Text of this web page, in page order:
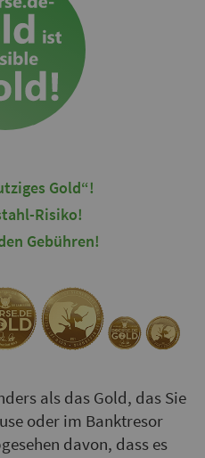
Gold“!
Risiko!
Gebühren!
als das Gold, das Sie
oder im Banktresor
davon, dass es